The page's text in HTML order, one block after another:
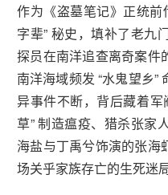
作为《盗墓笔记》正统前
字辈” 秘史，填补了老九
探员在南洋追查离奇案件
南洋海域频发 “水鬼望乡
异事件不断，背后藏着军
草” 制造瘟疫、猎杀张家
海盐与丁禹兮饰演的张海
场关乎家族存亡的生死迷局